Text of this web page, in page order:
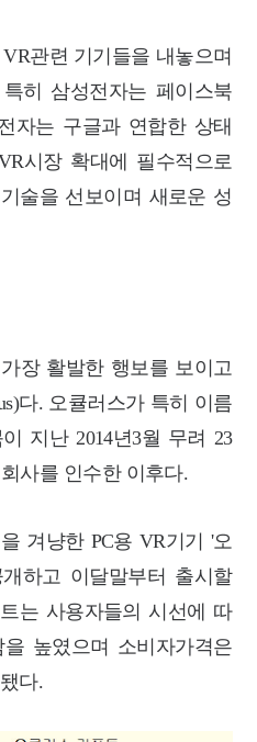
관련 기기들을 내놓으며
특히 삼성전자는 페이스북
자는 구글과 연합한 상태
시장 확대에 필수적으로
술을 선보이며 새로운 성
장 활발한 행보를 보이고
다. 오큘러스가 특히 이름
지난 2014년3월 무려 23
사를 인수한 이후다.
겨냥한 PC용 VR기기 '오
하고 이달말부터 출시할
는 사용자들의 시선에 따
높였으며 소비자가격은
다.